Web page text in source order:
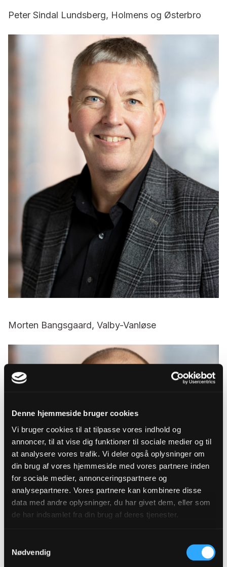
Denne hjemmeside bruger cookies
Vi bruger cookies til at tilpasse vores indhold og
annoncer, til at vise dig funktioner til sociale medier og til
at analysere vores trafik. Vi deler også oplysninger om
din brug af vores hjemmeside med vores partnere inden
for sociale medier, annonceringspartnere og
analysepartnere. Vores partnere kan kombinere disse
data med andre oplysninger, du har givet dem, eller som
de har indsamlet fra din brug af deres tjenester.
Nødvendig
Peter Sindal Lundsberg, Holmens og Østerbro
Morten Bangsgaard, Valby-Vanløse